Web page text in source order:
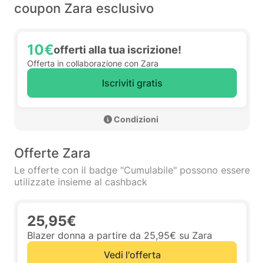
coupon Zara esclusivo
10€offerti alla tua iscrizione!
Offerta in collaborazione con Zara
Iscriviti gratis
Offerte Zara
Le offerte con il badge "Cumulabile" possono essere
utilizzate insieme al cashback
25,95€
Blazer donna a partire da 25,95€ su Zara
Vedi l'offerta